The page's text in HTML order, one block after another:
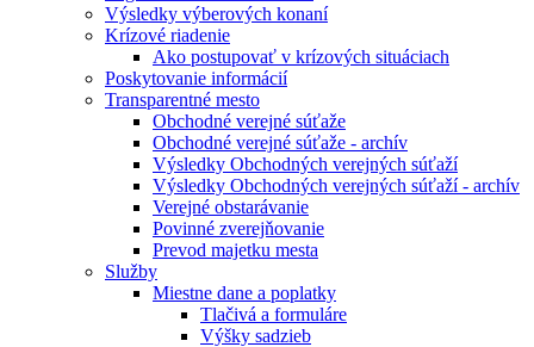
Výsledky výberových konaní
Krízové riadenie
Ako postupovať v krízových situáciach
Poskytovanie informácií
Transparentné mesto
Obchodné verejné súťaže
Obchodné verejné súťaže - archív
Výsledky Obchodných verejných súťaží
Výsledky Obchodných verejných súťaží - archív
Verejné obstarávanie
Povinné zverejňovanie
Prevod majetku mesta
Služby
Miestne dane a poplatky
Tlačivá a formuláre
Výšky sadzieb